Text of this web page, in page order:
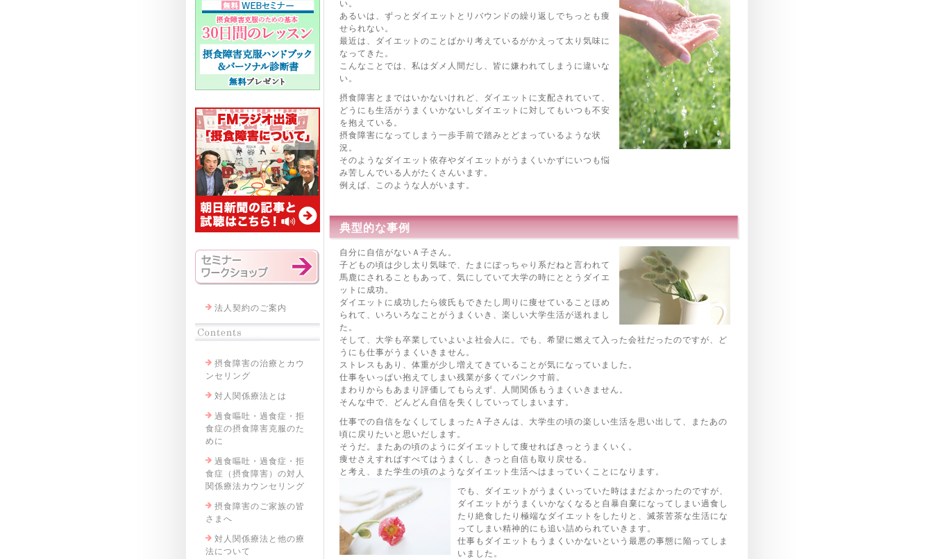
い。
あるいは、ずっとダイエットとリバウンドの繰り返しでちっとも痩
せられない。
最近は、ダイエットのことばかり考えているがかえって太り気味に
なってきた。
こんなことでは、私はダメ人間だし、皆に嫌われてしまうに違いな
い。
摂食障害とまではいかないけれど、ダイエットに支配されていて、
どうにも生活がうまくいかないしダイエットに対してもいつも不安
を抱えている。
摂食障害になってしまう一歩手前で踏みとどまっているような状
況。
そのようなダイエット依存やダイエットがうまくいかずにいつも悩
み苦しんでいる人がたくさんいます。
例えば、このような人がいます。
典型的な事例
自分に自信がないＡ子さん。
子どもの頃は少し太り気味で、たまにぽっちゃり系だねと言われて
馬鹿にされることもあって、気にしていて大学の時にととうダイエ
ットに成功。
ダイエットに成功したら彼氏もできたし周りに痩せていることほめ
られて、いろいろなことがうまくいき、楽しい大学生活が送れまし
た。
そして、大学も卒業していよいよ社会人に。でも、希望に燃えて入った会社だったのですが、ど
うにも仕事がうまくいきません。
ストレスもあり、体重が少し増えてきていることが気になっていました。
仕事をいっぱい抱えてしまい残業が多くてパンク寸前。
まわりからもあまり評価してもらえず、人間関係もうまくいきません。
そんな中で、どんどん自信を失くしていってしまいます。
仕事での自信をなくしてしまったＡ子さんは、大学生の頃の楽しい生活を思い出して、またあの
頃に戻りたいと思いだします。
そうだ。またあの頃のようにダイエットして痩せればきっとうまくいく。
痩せさえすればすべてはうまくし、きっと自信も取り戻せる。
と考え、また学生の頃のようなダイエット生活へはまっていくことになります。
でも、ダイエットがうまくいっていた時はまだよかったのですが、
ダイエットがうまくいかなくなると自暴自棄になってしまい過食し
たり絶食したり極端なダイエットをしたりと、滅茶苦茶な生活にな
ってしまい精神的にも追い詰められていきます。
仕事もダイエットもうまくいかないという最悪の事態に陥ってしま
いました。
法人契約のご案内
摂食障害の治療とカウ
ンセリング
対人関係療法とは
過食嘔吐・過食症・拒
食症の摂食障害克服のた
めに
過食嘔吐・過食症・拒
食症（摂食障害）の対人
関係療法カウンセリング
摂食障害のご家族の皆
さまへ
対人関係療法と他の療
法について